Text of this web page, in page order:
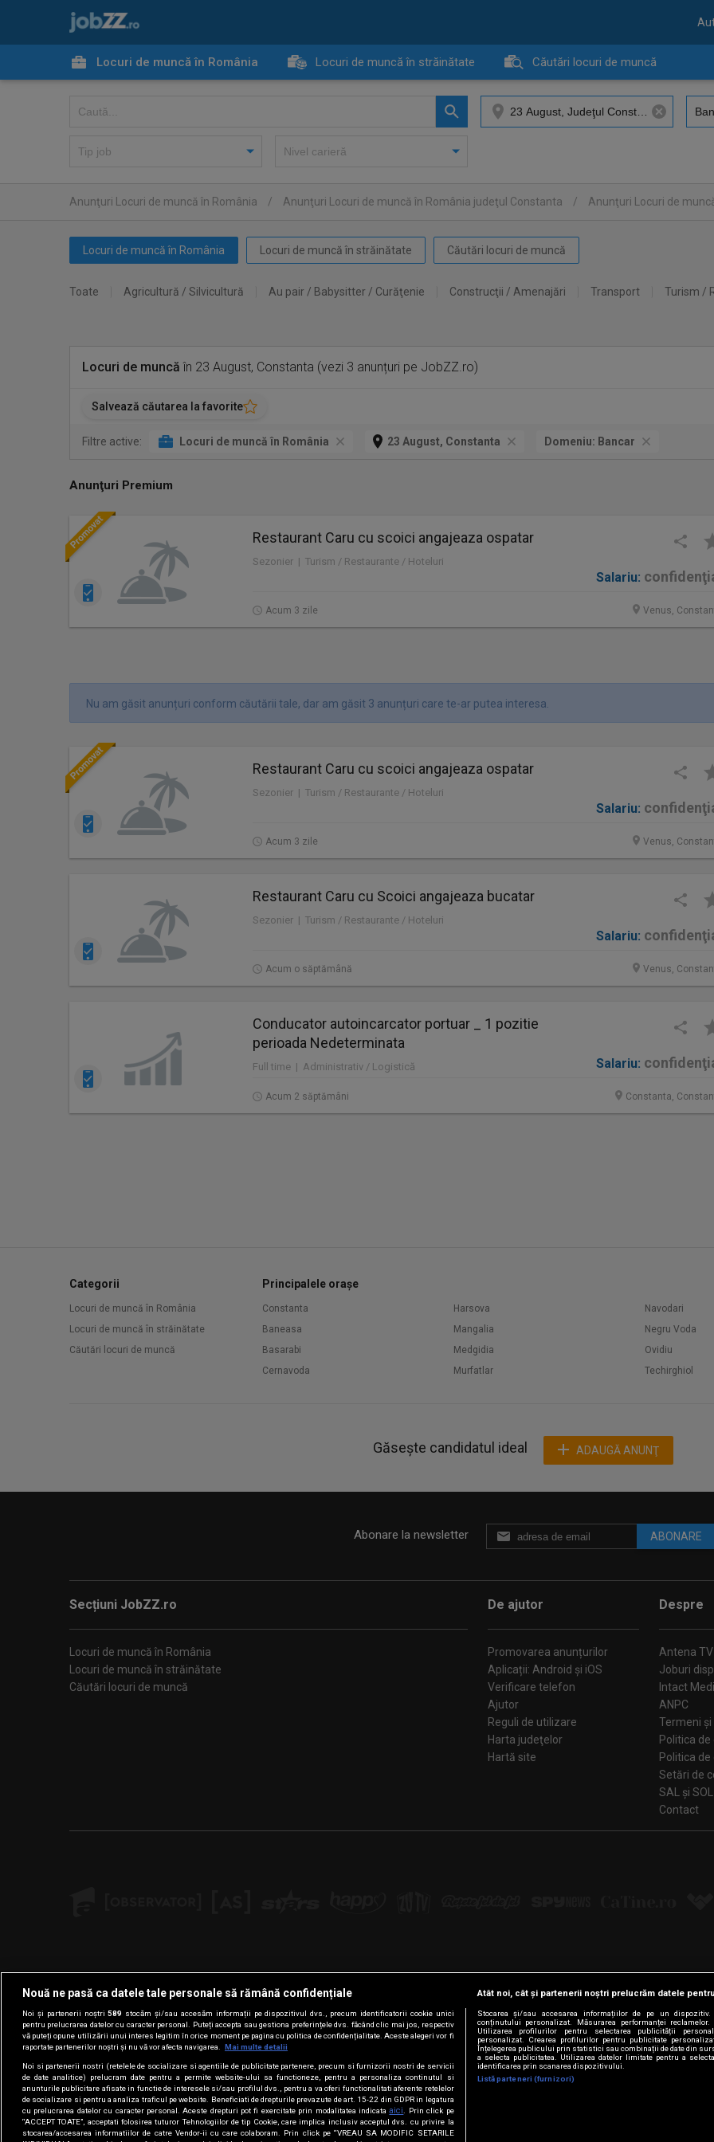
Locuri de muncă în România Locuri de muncă în străinătate Căutări locuri de muncă
Anunţuri Locuri de muncă în România / Anunţuri Locuri de muncă în România judeţul Constanta / Anunţuri Locuri de
Locuri de muncă în România Locuri de muncă în străinătate Căutări locuri de muncă
Toate Agricultură / Silvicultură Au pair / Babysitter / Curăţenie Construcţii / Amenajări Transport Turism /
Locuri de muncă în 23 August, Constanta (vezi 3 anunțuri pe JobZZ.ro)
Salvează căutarea la favorite
Filtre active: Locuri de muncă în România 23 August, Constanta Domeniu: Bancar
Anunţuri Premium
Restaurant Caru cu scoici angajeaza ospatar
Sezonier | Turism / Restaurante / Hoteluri
Salariu:
Acum 3 zile Venus,
Nu am găsit anunțuri conform căutării tale, dar am găsit 3 anunțuri care te-ar putea interesa.
Restaurant Caru cu scoici angajeaza ospatar
Sezonier | Turism / Restaurante / Hoteluri
Salariu:
Acum 3 zile Venus,
Restaurant Caru cu Scoici angajeaza bucatar
Sezonier | Turism / Restaurante / Hoteluri
Salariu:
Acum o săptămână Venus,
Conducator autoincarcator portuar _ 1 pozitie
perioada Nedeterminata
Full time | Administrativ / Logistică Salariu:
Acum 2 săptămâni Constanta,
Categorii
Locuri de muncă în România
Locuri de muncă în străinătate
Căutări locuri de muncă
Principalele orașe
Constanta
Baneasa
Basarabi
Cernavoda
Harsova
Mangalia
Medgidia
Murfatlar
Navodari
Negru Voda
Ovidiu
Techirghiol
Găsește candidatul ideal ADAUGĂ ANUNŢ
Abonare la newsletter ABONARE
Secțiuni JobZZ.ro
Locuri de muncă în România
Locuri de muncă în străinătate
Căutări locuri de muncă
De ajutor
Promovarea anunțurilor
Aplicații: Android și iOS
Verificare telefon
Ajutor
Reguli de utilizare
Harta judeţelor
Hartă site
Despre
Antena TV
Joburi
Intact
ANPC
Termeni
Politica de
Politica
SAL și SOL
Contact
Urmărește-ne pe:
FacebookLinkedInYouTubeInstagramPinterestTiktok
© Intact Media Group
Nouă ne pasă ca datele tale personale să rămână confidențiale
Noi și partenerii noștri589 stocăm și/sau accesăm informații pe dispozitivul dvs., precum identificatorii cookie unici
pentru prelucrarea datelor cu caracter personal. Puteți accepta sau gestiona preferințele dvs. făcând clic mai jos, respectiv
vă puteți opune utilizării unui interes legitim în orice moment pe pagina cu politica de confidențialitate. Aceste alegeri vor fi
raportate partenerilor noștri și nu vă vor afecta navigarea.
Mai multe detalii
Noi si partenerii nostri (retelele de socializare si agentiile de publicitate partenere, precum si furnizorii nostri de servicii
de date analitice) prelucram date pentru a permite website-ului sa functioneze, pentru a personaliza continutul si
anunturile publicitare afisate in functie de interesele si/sau profilul dvs., pentru a va oferi functionalitati aferente retelelor
de socializare si pentru a analiza traficul pe website. Beneficiati de drepturile prevazute de art. 15-22 din GDPR in legatura
cu prelucrarea datelor cu caracter personal. Aceste drepturi pot fi exercitate prin modalitatea indicataaici . Prin click pe
“ACCEPT TOATE”, acceptati folosirea tuturor Tehnologiilor de tip Cookie, care implica inclusiv acceptul dvs. cu privire la
stocarea/accesarea informatiilor de catre Vendor-ii cu care colaboram. Prin click pe “VREAU SA MODIFIC SETARILE
Atât noi, cât și partenerii noștri prelucrăm datele
Stocarea și/sau accesarea informațiilor de pe un
conținutului personalizat. Măsurarea performanței
Utilizarea profilurilor pentru selectarea publicității
personalizat. Crearea profilurilor pentru publicitate
Înțelegerea publicului prin statistici sau combinații de date din
a selecta publicitatea. Utilizarea datelor limitate pentru a
identificarea prin scanarea dispozitivului.
Listă parteneri (furnizori)